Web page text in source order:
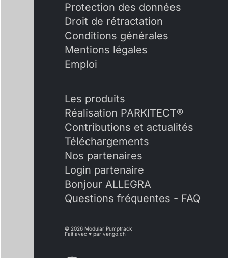
Protection des données
Droit de rétractation
Conditions générales
Mentions légales
Emploi
Les produits
Réalisation PARKITECT®
Contributions et actualités
Téléchargements
Nos partenaires
Login partenaire
Bonjour ALLEGRA
Questions fréquentes - FAQ
© 2026 Modular Pumptrack
Fait avec ♥ parvengo.ch